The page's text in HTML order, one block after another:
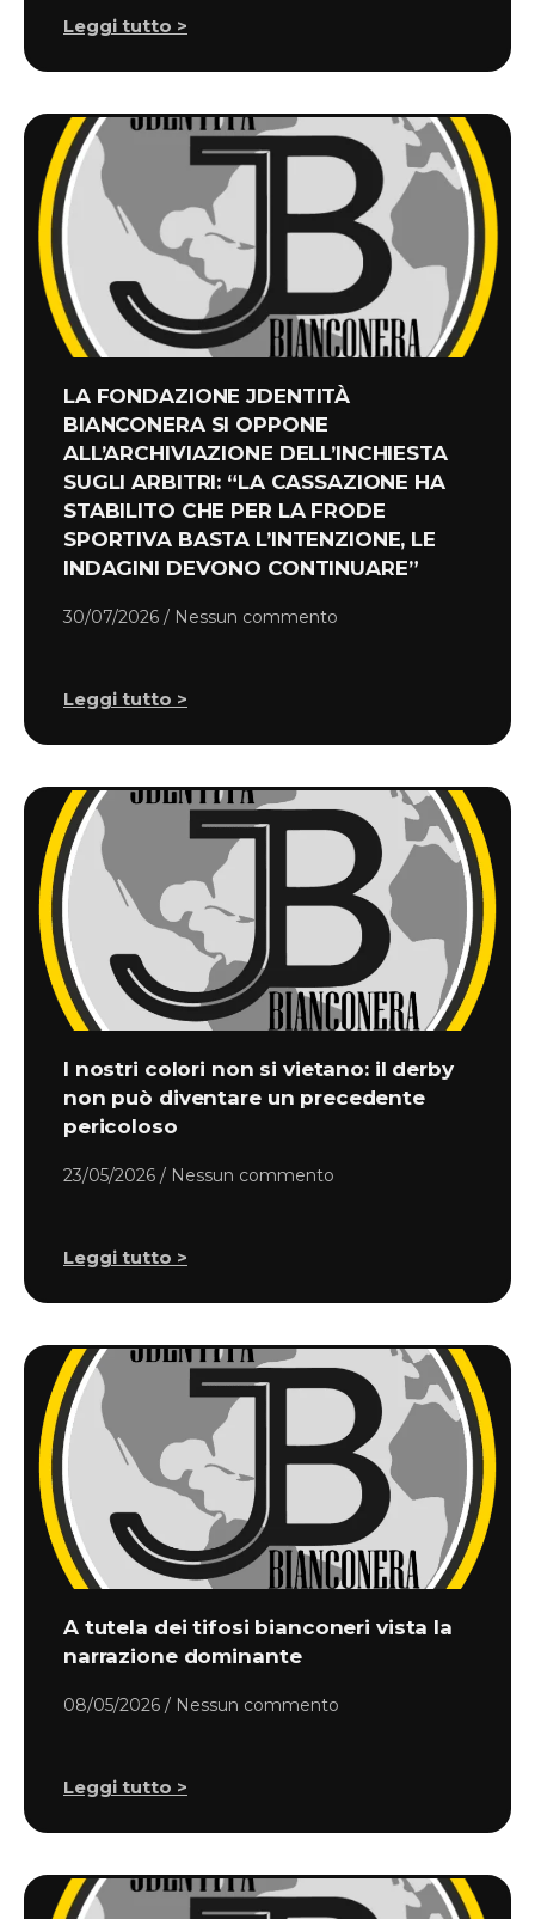
Leggi tutto >
LA FONDAZIONE JDENTITÀ
BIANCONERA SI OPPONE
ALL’ARCHIVIAZIONE DELL’INCHIESTA
SUGLI ARBITRI: “LA CASSAZIONE HA
STABILITO CHE PER LA FRODE
SPORTIVA BASTA L’INTENZIONE, LE
INDAGINI DEVONO CONTINUARE”
30/07/2026 Nessun commento
Leggi tutto >
I nostri colori non si vietano: il derby
non può diventare un precedente
pericoloso
23/05/2026 Nessun commento
Leggi tutto >
A tutela dei tifosi bianconeri vista la
narrazione dominante
08/05/2026 Nessun commento
Leggi tutto >